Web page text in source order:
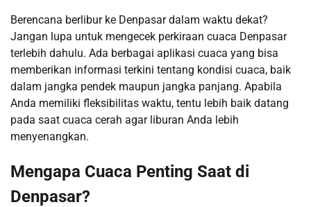
Berencana berlibur ke Denpasar dalam waktu dekat?
Jangan lupa untuk mengecek perkiraan cuaca Denpasar
terlebih dahulu. Ada berbagai aplikasi cuaca yang bisa
memberikan informasi terkini tentang kondisi cuaca, baik
dalam jangka pendek maupun jangka panjang. Apabila
Anda memiliki fleksibilitas waktu, tentu lebih baik datang
pada saat cuaca cerah agar liburan Anda lebih
menyenangkan.
Mengapa Cuaca Penting Saat di
Denpasar?